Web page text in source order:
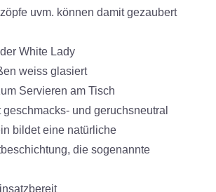
uvm. können damit gezaubert
White Lady
weiss glasiert
Servieren am Tisch
geschmacks- und geruchsneutral
bildet eine natürliche
die sogenannte